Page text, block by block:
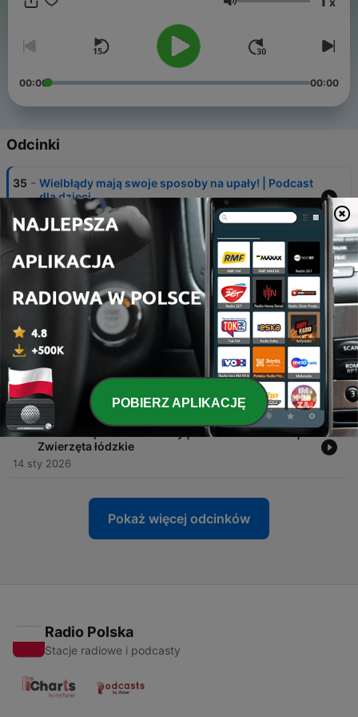
Głośność
00:00 00:00
Odcinki
35 - Wielbłądy mają swoje sposoby na upały! | Podcast
dla dzieci
05 sie 2026
34
Krokodyle łzy i śmiertelne młynki | Ciekawostki o
zwierzętach
33 - Kryminalna historia i pierwszy pies w śledztwie! |
Anna Kulik, Sekrety Łodzi | Zwierzęta łódzkie
28 sty 2026
32 - 121 szczeniaków pod jednym dachem! | Kamila
Basińska, Fundacja Judyta | Zwierzęta łódzkie
21 sty 2026
31 - W Łodzi są niebieskie żaby | Jarosław Brodecki |
Zwierzęta łódzkie
14 sty 2026
Pokaż więcej odcinków
Radio Polska
Stacje radiowe i podcasty
POBIERZ APLIKACJĘ